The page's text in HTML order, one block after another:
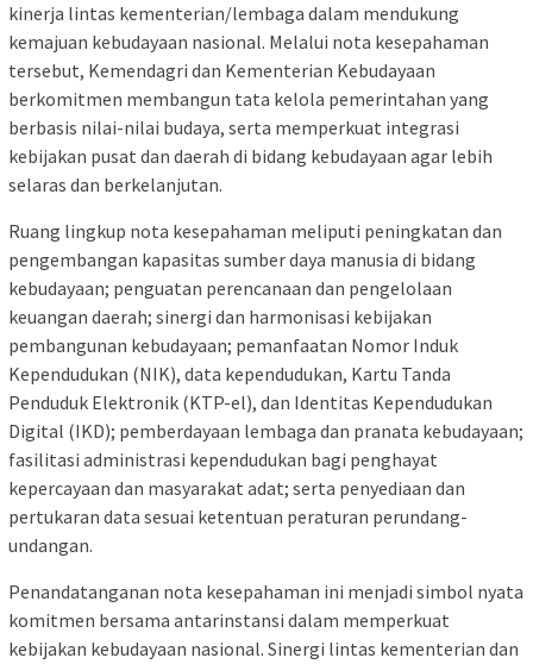
kinerja lintas kementerian/lembaga dalam mendukung
kemajuan kebudayaan nasional. Melalui nota kesepahaman
tersebut, Kemendagri dan Kementerian Kebudayaan
berkomitmen membangun tata kelola pemerintahan yang
berbasis nilai-nilai budaya, serta memperkuat integrasi
kebijakan pusat dan daerah di bidang kebudayaan agar lebih
selaras dan berkelanjutan.
Ruang lingkup nota kesepahaman meliputi peningkatan dan
pengembangan kapasitas sumber daya manusia di bidang
kebudayaan; penguatan perencanaan dan pengelolaan
keuangan daerah; sinergi dan harmonisasi kebijakan
pembangunan kebudayaan; pemanfaatan Nomor Induk
Kependudukan (NIK), data kependudukan, Kartu Tanda
Penduduk Elektronik (KTP-el), dan Identitas Kependudukan
Digital (IKD); pemberdayaan lembaga dan pranata kebudayaan;
fasilitasi administrasi kependudukan bagi penghayat
kepercayaan dan masyarakat adat; serta penyediaan dan
pertukaran data sesuai ketentuan peraturan perundang-
undangan.
Penandatanganan nota kesepahaman ini menjadi simbol nyata
komitmen bersama antarinstansi dalam memperkuat
kebijakan kebudayaan nasional. Sinergi lintas kementerian dan